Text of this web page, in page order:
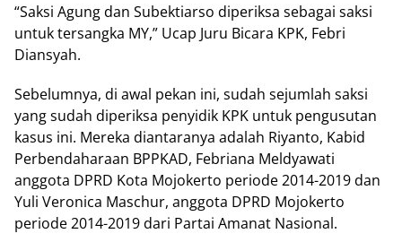
“Saksi Agung dan Subektiarso diperiksa sebagai saksi
untuk tersangka MY,” Ucap Juru Bicara KPK, Febri
Diansyah.
Sebelumnya, di awal pekan ini, sudah sejumlah saksi
yang sudah diperiksa penyidik KPK untuk pengusutan
kasus ini. Mereka diantaranya adalah ‎Riyanto, Kabid
Perbendaharaan BPPKAD, Febriana Meldyawati
anggota DPRD Kota Mojokerto periode 2014-2019 dan
Yuli Veronica Maschur, ‎anggota DPRD Mojokerto
periode 2014-2019 dari Partai Amanat Nasional.